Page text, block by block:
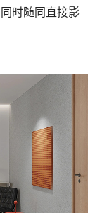
时随同直接影